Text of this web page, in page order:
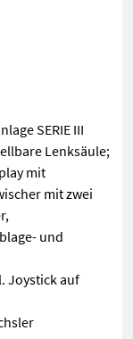
SERIE III
Lenksäule;
mit
mit zwei
und
Joystick auf